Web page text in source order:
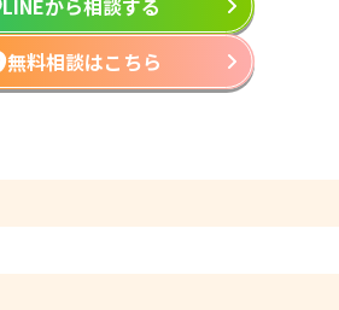
LINEから相談する
無料相談はこちら